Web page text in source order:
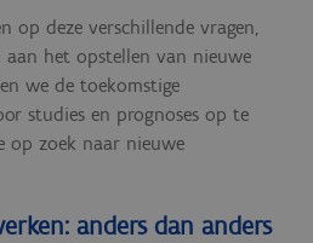
op deze verschillende vragen,
aan het opstellen van nieuwe
we de toekomstige
studies en prognoses op te
op zoek naar nieuwe
anders dan anders